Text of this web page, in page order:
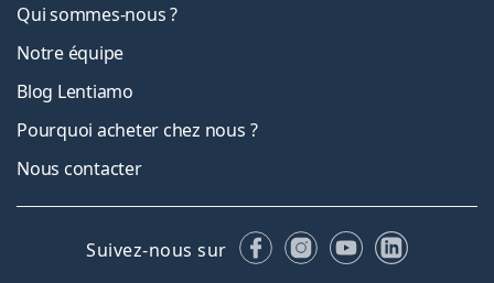
Qui sommes-nous ?
Notre équipe
Blog Lentiamo
Pourquoi acheter chez nous ?
Nous contacter
Suivez-nous sur FacebookInstagram
YouTubeLinkedIn